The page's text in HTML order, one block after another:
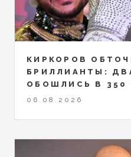
КИРКОРОВ
БРИЛЛИАНТЫ:
ОБОШЛИСЬ В 350
06.08.2026